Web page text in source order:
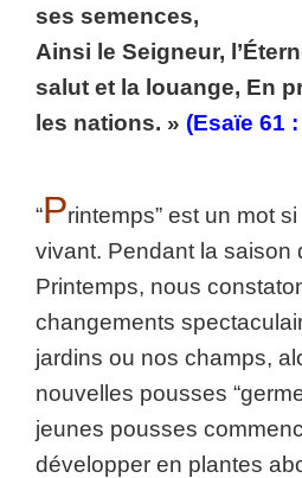
ses semences,
Ainsi le Seigneur,
salut et la louange, En
les nations. » (Esaïe 61 :
“Printemps” est un mot
vivant. Pendant la saison
Printemps, nous
changements
jardins ou nos champs,
nouvelles pousses
jeunes pousses
développer en plantes